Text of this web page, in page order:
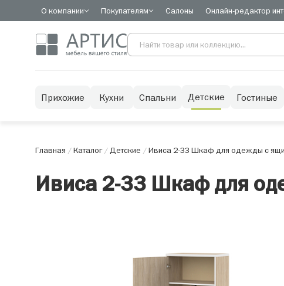
О компании Покупателям Салоны Онлайн-редактор
Прихожие Кухни Спальни Детские Гостиные
Главная /Каталог/Детские /Ивиса 2-33 Шкаф для одежды с
Ивиса 2-33 Шкаф для